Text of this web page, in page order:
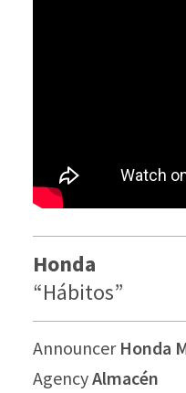
Honda
“Hábitos”
Announcer Honda
AgencyAlmacén